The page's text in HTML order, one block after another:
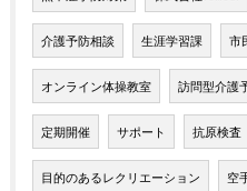
介護予防相談 生涯学習課 市
オンライン体操教室 訪問型介護
定期開催 サポート 抗原検査
目的のあるレクリエーション 空